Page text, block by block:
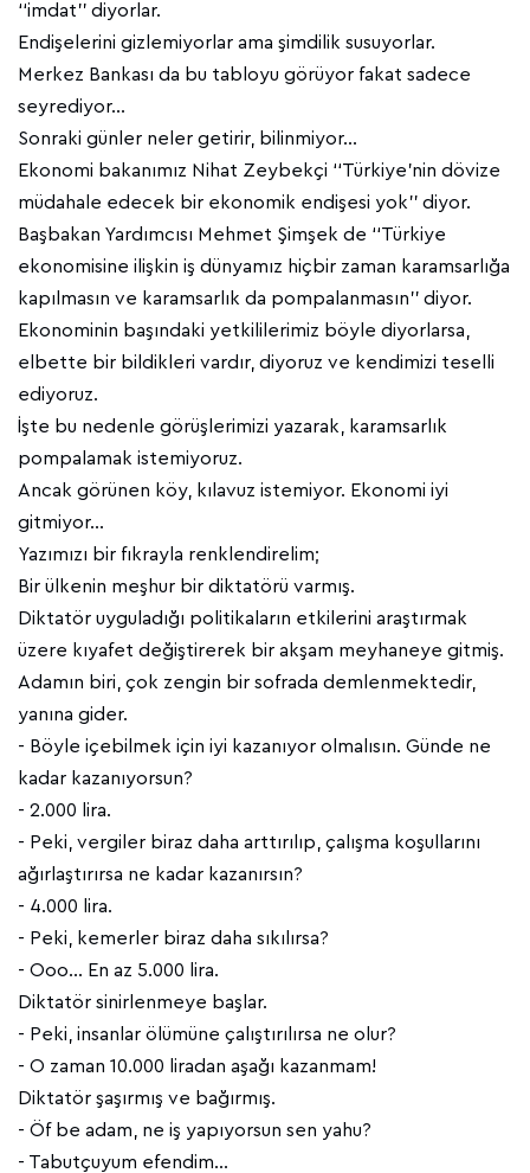
‘‘imdat’’ diyorlar.
Endişelerini gizlemiyorlar ama şimdilik susuyorlar.
Merkez Bankası da bu tabloyu görüyor fakat sadece
seyrediyor…
Sonraki günler neler getirir, bilinmiyor…
Ekonomi bakanımız Nihat Zeybekçi ‘‘Türkiye’nin dövize
müdahale edecek bir ekonomik endişesi yok’’ diyor.
Başbakan Yardımcısı Mehmet Şimşek de ‘‘Türkiye
ekonomisine ilişkin iş dünyamız hiçbir zaman karamsarlığa
kapılmasın ve karamsarlık da pompalanmasın’’ diyor.
Ekonominin başındaki yetkililerimiz böyle diyorlarsa,
elbette bir bildikleri vardır, diyoruz ve kendimizi teselli
ediyoruz.
İşte bu nedenle görüşlerimizi yazarak, karamsarlık
pompalamak istemiyoruz.
Ancak görünen köy, kılavuz istemiyor. Ekonomi iyi
gitmiyor…
Yazımızı bir fıkrayla renklendirelim;
Bir ülkenin meşhur bir diktatörü varmış.
Diktatör uyguladığı politikaların etkilerini araştırmak
üzere kıyafet değiştirerek bir akşam meyhaneye gitmiş.
Adamın biri, çok zengin bir sofrada demlenmektedir,
yanına gider.
- Böyle içebilmek için iyi kazanıyor olmalısın. Günde ne
kadar kazanıyorsun?
- 2.000 lira.
- Peki, vergiler biraz daha arttırılıp, çalışma koşullarını
ağırlaştırırsa ne kadar kazanırsın?
- 4.000 lira.
- Peki, kemerler biraz daha sıkılırsa?
- Ooo... En az 5.000 lira.
Diktatör sinirlenmeye başlar.
- Peki, insanlar ölümüne çalıştırılırsa ne olur?
- O zaman 10.000 liradan aşağı kazanmam!
Diktatör şaşırmış ve bağırmış.
- Öf be adam, ne iş yapıyorsun sen yahu?
- Tabutçuyum efendim…